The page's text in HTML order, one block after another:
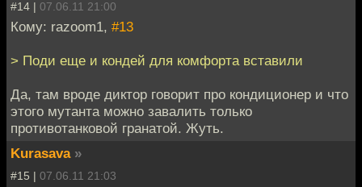
#14 | 07.06.11 21:00
Кому: razoom1, #13
> Поди еще и кондей для комфорта вставили
Да, там вроде диктор говорит про кондиционер и что
этого мутанта можно завалить только
противотанковой гранатой. Жуть.
Kurasava »
#15 | 07.06.11 21:03